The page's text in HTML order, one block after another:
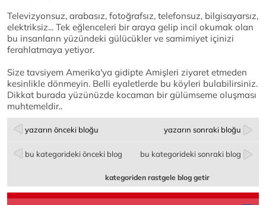
Televizyonsuz, arabasız, fotoğrafsız, telefonsuz, bilgisayarsız,
elektriksiz... Tek eğlenceleri bir araya gelip incil okumak olan
bu insanların yüzündeki gülücükler ve samimiyet içinizi
ferahlatmaya yetiyor.
Size tavsiyem Amerika'ya gidipte Amişleri ziyaret etmeden
kesinlikle dönmeyin. Belli eyaletlerde bu köyleri bulabilirsiniz.
Dikkat burada yüzünüzde kocaman bir gülümseme oluşması
muhtemeldir..
yazarın önceki bloğu yazarın sonraki bloğu
bu kategorideki önceki blog bu kategorideki sonraki blog
kategoriden rastgele blog getir